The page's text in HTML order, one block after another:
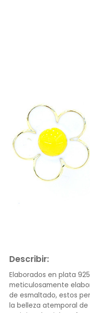
Describir:
Elaborados en plata
meticulosamente
de esmaltado, estos
la belleza atemporal